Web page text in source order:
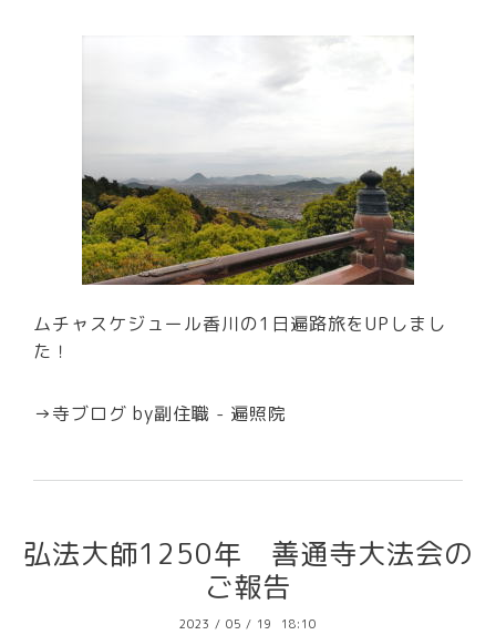
ムチャスケジュール香川の1日遍路旅をUPしまし
た！
→寺ブログ by副住職 - 遍照院
弘法大師1250年 善通寺大法会の
ご報告
2023 / 05 / 19 18:10